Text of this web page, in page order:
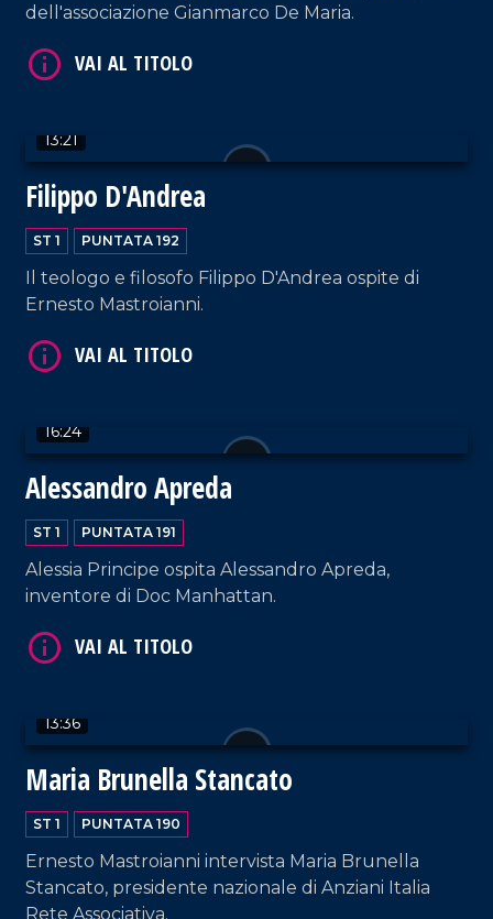
dell'associazione Gianmarco De Maria.
13:21
Filippo D'Andrea
ST 1 PUNTATA 192
Il teologo e filosofo Filippo D'Andrea ospite di
Ernesto Mastroianni.
16:24
Alessandro Apreda
ST 1 PUNTATA 191
Alessia Principe ospita Alessandro Apreda,
inventore di Doc Manhattan.
13:36
Maria Brunella Stancato
ST 1 PUNTATA 190
Ernesto Mastroianni intervista Maria Brunella
Stancato, presidente nazionale di Anziani Italia
Rete Associativa.
VAI AL TITOLO
VAI AL TITOLO
VAI AL TITOLO
VAI AL TITOLO